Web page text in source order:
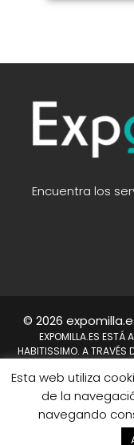
Encuentra los
© 2026
EXPOMILLA.ES ESTÁ
HABITISSIMO. A TRAVÉS
EN CAMBIO A
DÍA
HABITISSIMO Y
REGISTRADAS
Esta web utiliza
de la
navegando